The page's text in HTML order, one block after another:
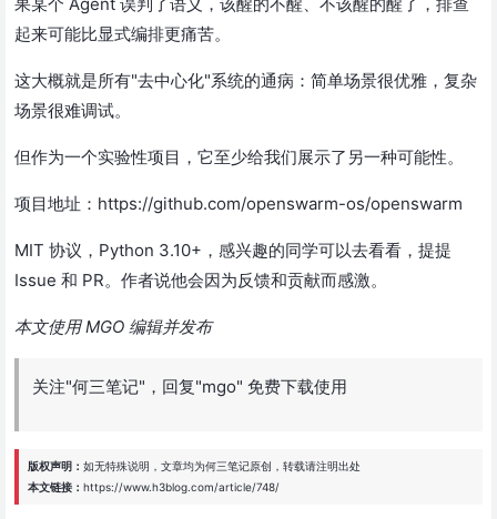
果某个 Agent 误判了语义，该醒的不醒、不该醒的醒了，排查
起来可能比显式编排更痛苦。
这大概就是所有"去中心化"系统的通病：简单场景很优雅，复杂
场景很难调试。
但作为一个实验性项目，它至少给我们展示了另一种可能性。
项目地址：https://github.com/openswarm-os/openswarm
MIT 协议，Python 3.10+，感兴趣的同学可以去看看，提提
Issue 和 PR。作者说他会因为反馈和贡献而感激。
本文使用 MGO 编辑并发布
关注"何三笔记"，回复"mgo" 免费下载使用
版权声明： 如无特殊说明，文章均为何三笔记原创，转载请注明出处
本文链接： https://www.h3blog.com/article/748/